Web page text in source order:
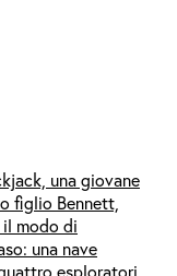
una giovane
figlio Bennett,
modo di
una nave